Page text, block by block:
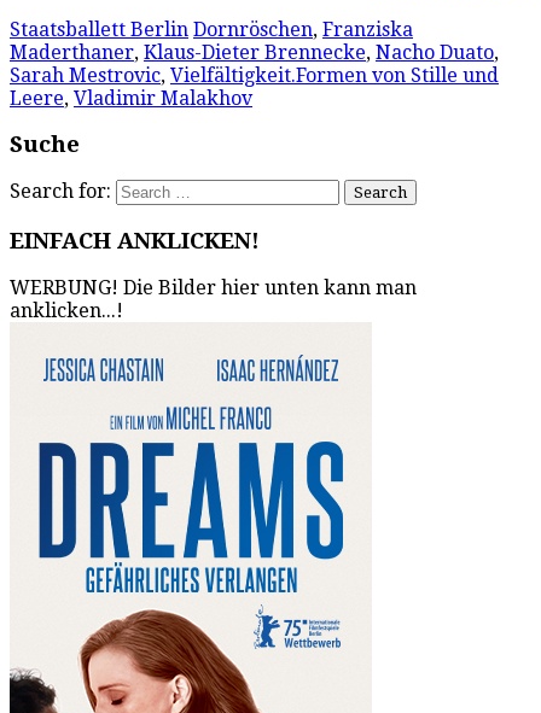
Staatsballett Berlin Dornröschen, Franziska
Maderthaner, Klaus-Dieter Brennecke, Nacho Duato,
Sarah Mestrovic, Vielfältigkeit.Formen von Stille und
Leere, Vladimir Malakhov
Suche
Search for:
EINFACH ANKLICKEN!
WERBUNG! Die Bilder hier unten kann man
anklicken...!